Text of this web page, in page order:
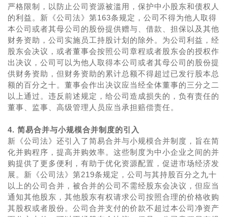
严格限制，以防止公司资源被滥用，保护中小股东和债权人
的利益。新《公司法》第163条规定，公司不得为他人取得
本公司或者其母公司的股份提供赠与、借款、担保以及其他
财务资助，公司实施员工持股计划的除外。为公司利益，经
股东会决议，或者董事会按照公司章程或者股东会的授权作
出决议，公司可以为他人取得本公司或者其母公司的股份提
供财务资助，但财务资助的累计总额不得超过已发行股本总
额的百分之十。董事会作出决议应当经全体董事的三分之二
以上通过。违反前述规定，给公司造成损失的，负有责任的
董事、监事、高级管理人员应当承担赔偿责任。
4. 简易合并与小规模合并制度的引入
新《公司法》还引入了简易合并与小规模合并制度，旨在简
化并购程序，提高并购效率。这些制度为中小企业之间的并
购提供了更多便利，有助于优化资源配置，促进市场经济发
展。新《公司法》第219条规定，公司与其持股百分之九十
以上的公司合并，被合并的公司不需经股东会决议，但应当
通知其他股东，其他股东有权请求公司按照合理的价格收购
其股权或者股份。公司合并支付的价款不超过本公司净资产